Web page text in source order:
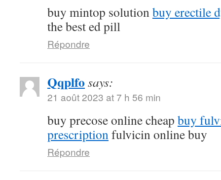
buy mintop solutionbuy erectile
the best ed pill
Répondre
Qqplfo says:
21 août 2023 at 7 h 56 min
buy precose online cheap buy
prescriptionfulvicin online buy
Répondre